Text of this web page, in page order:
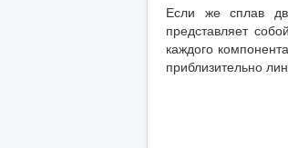
Если же сплав
представляет
каждого
приблизительно